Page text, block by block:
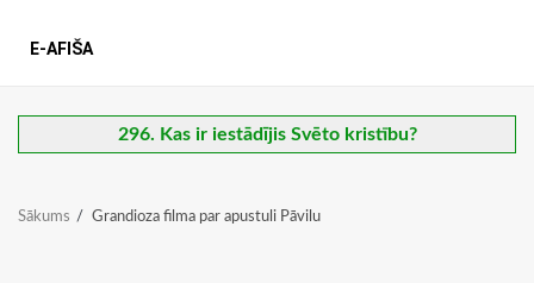
E-AFIŠA
296. Kas ir iestādījis Svēto kristību?
Sākums Grandioza filma par apustuli Pāvilu